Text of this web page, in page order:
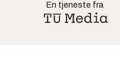
En tjeneste fra